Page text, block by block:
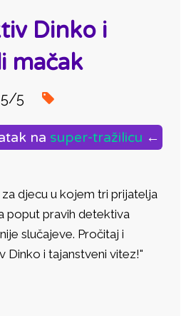
Dinko i
mačak
5/5
na super-tražilicu ←
djecu u kojem tri prijatelja
poput pravih detektiva
slučajeve. Pročitaj i
Dinko i tajanstveni vitez!"